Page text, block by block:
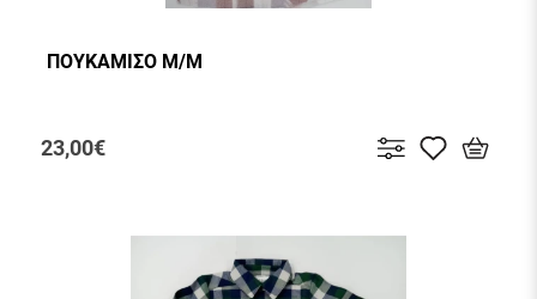
ΠΟΥΚΑΜΙΣΟ Μ/Μ
23,00€